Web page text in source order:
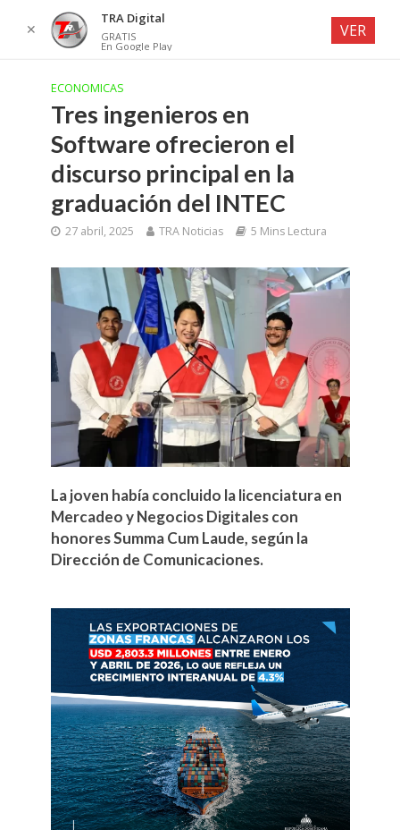
ECONOMICAS
Tres ingenieros en
Software ofrecieron el
discurso principal en la
graduación del INTEC
27 abril, 2025 TRA Noticias 5 Mins Lectura
La joven había concluido la licenciatura en
Mercadeo y Negocios Digitales con
honores Summa Cum Laude, según la
Dirección de Comunicaciones.
✕
TRA Digital
GRATIS
En Google Play
VER